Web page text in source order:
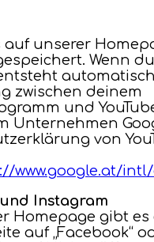
auf unserer
gespeichert. Wenn
zwischen deinem
und
Unternehmen
von
www.google.at/
Instagram
Homepage gibt es
auf „Facebook“